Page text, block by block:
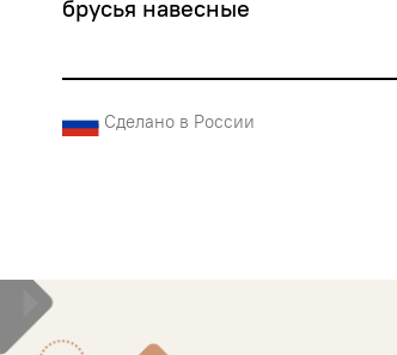
брусья навесные
Сделано в России